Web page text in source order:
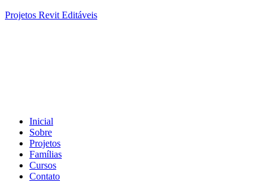
Projetos Revit Editáveis
Inicial
Sobre
Projetos
Famílias
Cursos
Contato